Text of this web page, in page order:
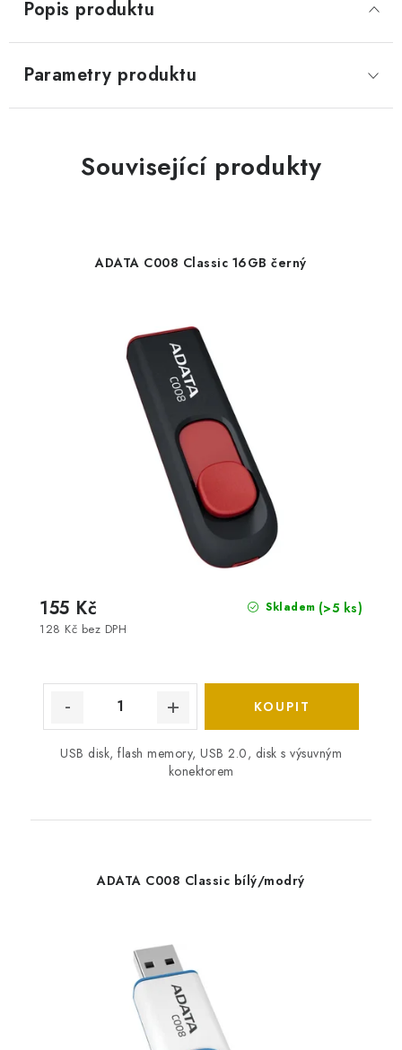
Popis produktu
Parametry produktu
Související produkty
ADATA C008 Classic 16GB černý
Skladem (>5 ks)
128 Kč bez DPH
155 Kč
USB disk, flash memory, USB 2.0, disk s výsuvným
konektorem
ADATA C008 Classic bílý/modrý